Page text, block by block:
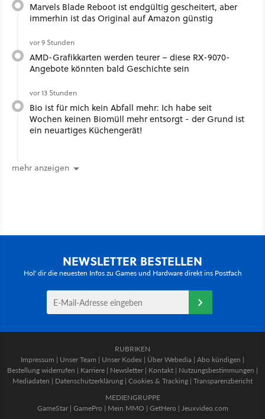
Marvels Blade Reboot ist endgültig gescheitert, aber
immerhin ist das Original auf Amazon günstig
vor 9 Stunden
AMD-Grafikkarten werden teurer – diese RX-9070-
Angebote könnten bald Geschichte sein
vor 13 Stunden
Bio ist für mich kein Abfall mehr: Ich habe seit
Wochen keinen Biomüll mehr entsorgt - der Grund ist
ein neuartiges Küchengerät!
mehr anzeigen
NEWSLETTER BESTELLEN
Hol' dir die neuesten Infos zu Games und Hardware direkt ins Postfach
RUBRIKEN
Impressum | Unser Team | Unser Kodex | Über Webedia | Abo kündigen |
Bestellung widerrufen | Karriere | Newsletter | Kontakt | Nutzungsbestimmungen |
Mediadaten | Datenschutzerklärung | Cookies & Tracking | Transparenzbericht
MEDIENGRUPPE
GameStar| GamePro | Mein MMO | GetHero | Jeuxvideo.com